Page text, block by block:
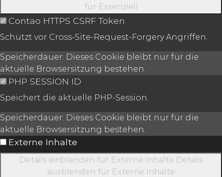
für Essenziell
Contao HTTPS CSRF Token
Schützt vor Cross-Site-Request-Forgery Angriffen.
Speicherdauer: Dieses Cookie bleibt nur für die
aktuelle Browsersitzung bestehen.
PHP SESSION ID
Speichert die aktuelle PHP-Session.
Speicherdauer: Dieses Cookie bleibt nur für die
aktuelle Browsersitzung bestehen.
Externe Inhalte
Details einblenden für Externe Inhalte Details
ausblenden für Externe Inhalte